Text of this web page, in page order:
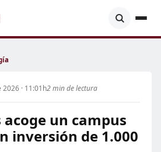
2026 · 11:01h2 min de lectura
un campus
inversión de 1.000